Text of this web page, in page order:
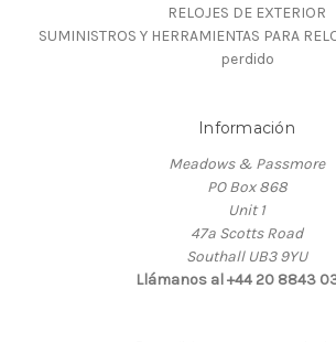
RELOJES DE EXTERIOR
SUMINISTROS Y HERRAMIENTAS PARA
perdido
Información
Meadows & Passmore
PO Box 868
Unit 1
47a Scotts Road
Southall UB3 9YU
Llámanos al +44 20 8843